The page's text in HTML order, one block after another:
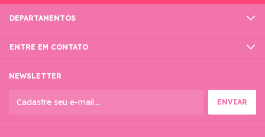
DEPARTAMENTOS
ENTRE EM CONTATO
NEWSLETTER